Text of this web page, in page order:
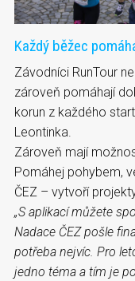
Každý běžec
Závodníci RunTour
zároveň pomáhají
korun z každého
Leontinka.
Zároveň mají
Pomáhej pohybem,
ČEZ – vytvoří
„S aplikací můžete
Nadace ČEZ pošle
potřeba nejvíc. Pro
jedno téma a tím je